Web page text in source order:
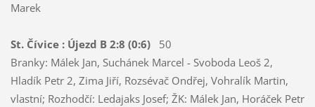
Marek
St. Čívice : Újezd B 2:8 (0:6)50
Branky: Málek Jan, Suchánek Marcel - Svoboda Leoš 2,
Hladík Petr 2, Zima Jiří, Rozsévač Ondřej, Vohralík Martin,
vlastní; Rozhodčí: Ledajaks Josef; ŽK: Málek Jan, Horáček Petr